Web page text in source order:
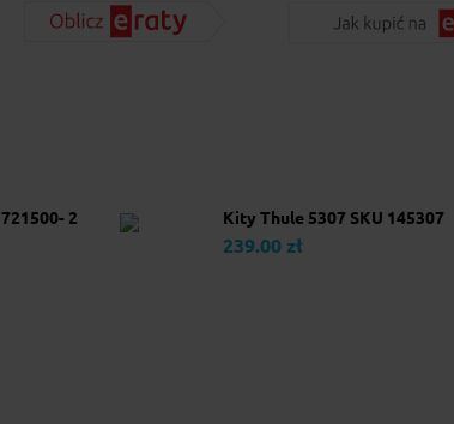
2
Kity Thule 5307 SKU 145307
239.00 zł